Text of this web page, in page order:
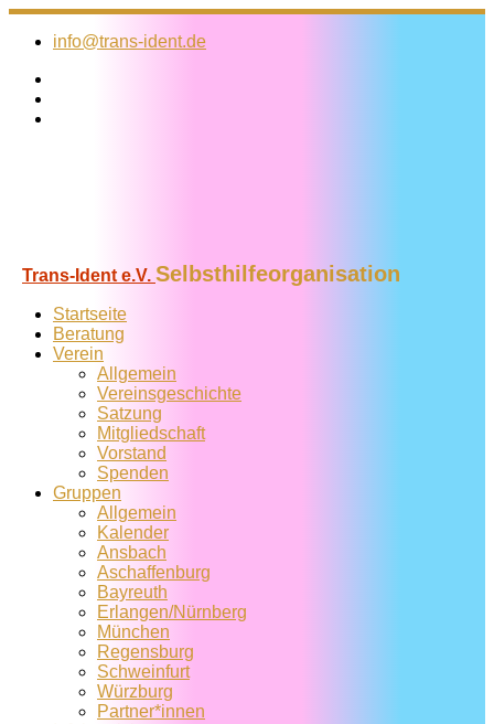
Zum
Inhalt
info@trans-ident.de
Trans-Ident e.V. Selbsthilfeorganisation
Startseite
Beratung
Verein
Allgemein
Vereins­geschichte
Satzung
Mitglied­schaft
Vorstand
Spenden
Gruppen
Allgemein
Kalender
Ansbach
Aschaffenburg
Bayreuth
Erlangen/Nürnberg
München
Regensburg
Schweinfurt
Würzburg
Partner*innen